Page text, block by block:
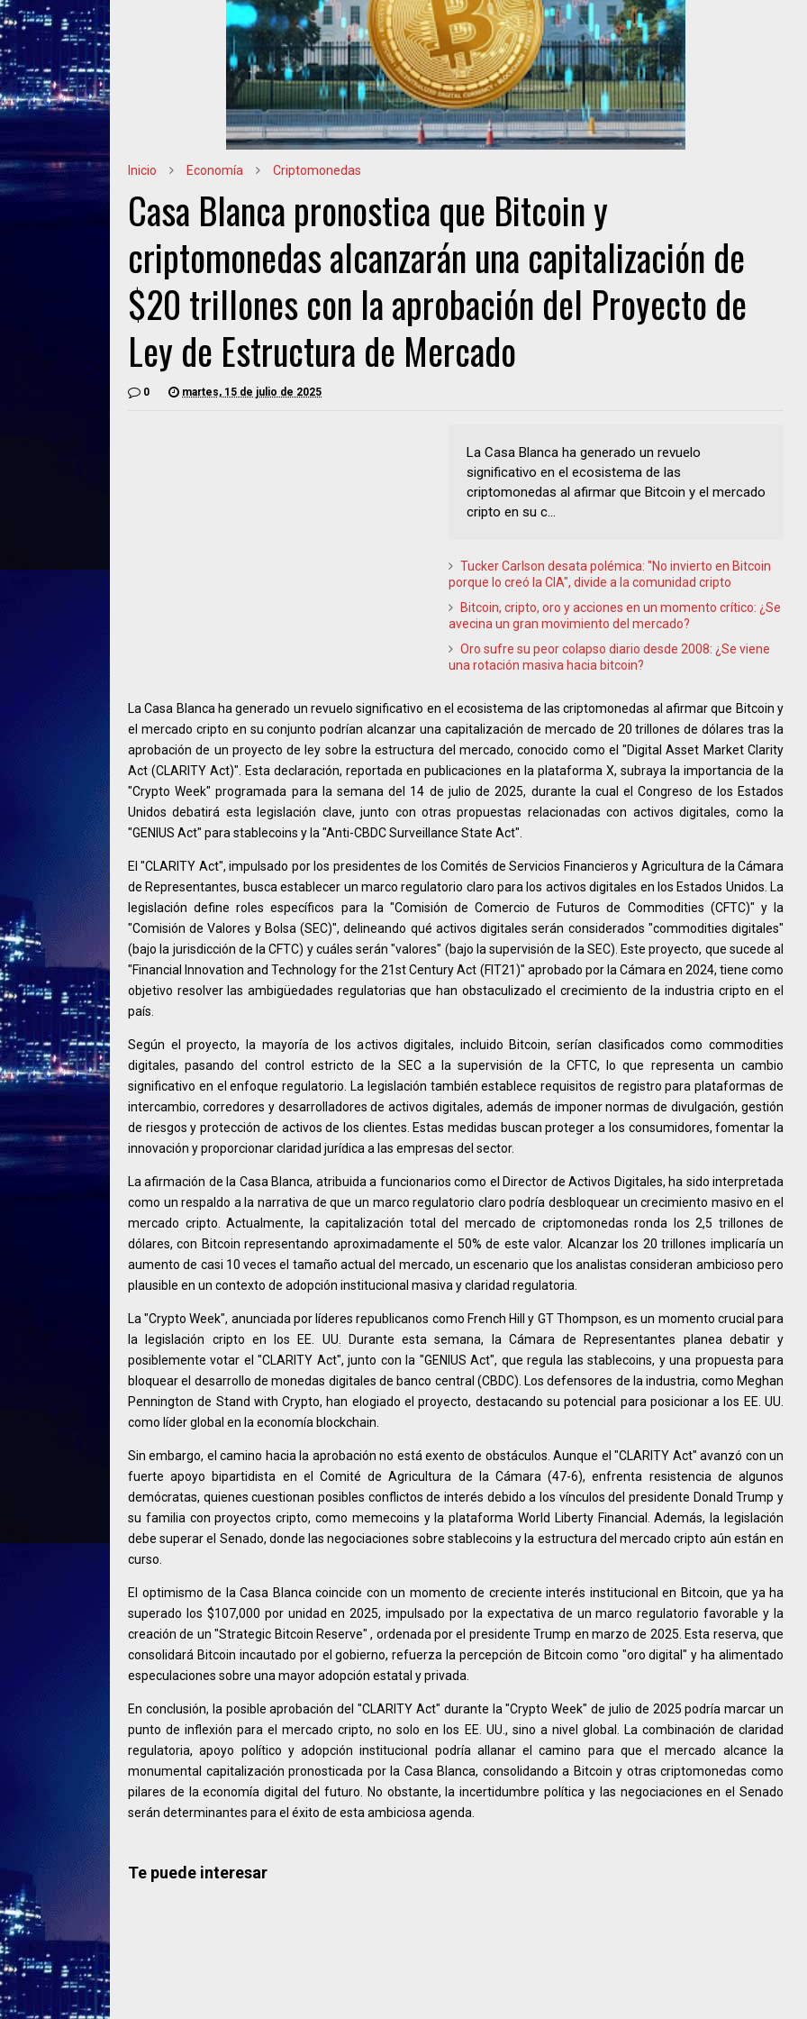
Inicio Economía Criptomonedas
Casa Blanca pronostica que Bitcoin y
criptomonedas alcanzarán una capitalización de
$20 trillones con la aprobación del Proyecto de
Ley de Estructura de Mercado
0 martes, 15 de julio de 2025
La Casa Blanca ha generado un revuelo
significativo en el ecosistema de las
criptomonedas al afirmar que Bitcoin y el mercado
cripto en su c...
Tucker Carlson desata polémica: "No invierto en Bitcoin
porque lo creó la CIA", divide a la comunidad cripto
Bitcoin, cripto, oro y acciones en un momento crítico: ¿Se
avecina un gran movimiento del mercado?
Oro sufre su peor colapso diario desde 2008: ¿Se viene
una rotación masiva hacia bitcoin?
La Casa Blanca ha generado un revuelo significativo en el ecosistema de las criptomonedas al afirmar que Bitcoin y
el mercado cripto en su conjunto podrían alcanzar una capitalización de mercado de 20 trillones de dólares tras la
aprobación de un proyecto de ley sobre la estructura del mercado, conocido como el "Digital Asset Market Clarity
Act (CLARITY Act)". Esta declaración, reportada en publicaciones en la plataforma X, subraya la importancia de la
"Crypto Week" programada para la semana del 14 de julio de 2025, durante la cual el Congreso de los Estados
Unidos debatirá esta legislación clave, junto con otras propuestas relacionadas con activos digitales, como la
"GENIUS Act" para stablecoins y la "Anti-CBDC Surveillance State Act".
El "CLARITY Act", impulsado por los presidentes de los Comités de Servicios Financieros y Agricultura de la Cámara
de Representantes, busca establecer un marco regulatorio claro para los activos digitales en los Estados Unidos. La
legislación define roles específicos para la "Comisión de Comercio de Futuros de Commodities (CFTC)" y la
"Comisión de Valores y Bolsa (SEC)", delineando qué activos digitales serán considerados "commodities digitales"
(bajo la jurisdicción de la CFTC) y cuáles serán "valores" (bajo la supervisión de la SEC). Este proyecto, que sucede al
"Financial Innovation and Technology for the 21st Century Act (FIT21)" aprobado por la Cámara en 2024, tiene como
objetivo resolver las ambigüedades regulatorias que han obstaculizado el crecimiento de la industria cripto en el
país.
Según el proyecto, la mayoría de los activos digitales, incluido Bitcoin, serían clasificados como commodities
digitales, pasando del control estricto de la SEC a la supervisión de la CFTC, lo que representa un cambio
significativo en el enfoque regulatorio. La legislación también establece requisitos de registro para plataformas de
intercambio, corredores y desarrolladores de activos digitales, además de imponer normas de divulgación, gestión
de riesgos y protección de activos de los clientes. Estas medidas buscan proteger a los consumidores, fomentar la
innovación y proporcionar claridad jurídica a las empresas del sector.
La afirmación de la Casa Blanca, atribuida a funcionarios como el Director de Activos Digitales, ha sido interpretada
como un respaldo a la narrativa de que un marco regulatorio claro podría desbloquear un crecimiento masivo en el
mercado cripto. Actualmente, la capitalización total del mercado de criptomonedas ronda los 2,5 trillones de
dólares, con Bitcoin representando aproximadamente el 50% de este valor. Alcanzar los 20 trillones implicaría un
aumento de casi 10 veces el tamaño actual del mercado, un escenario que los analistas consideran ambicioso pero
plausible en un contexto de adopción institucional masiva y claridad regulatoria.
La "Crypto Week", anunciada por líderes republicanos como French Hill y GT Thompson, es un momento crucial para
la legislación cripto en los EE. UU. Durante esta semana, la Cámara de Representantes planea debatir y
posiblemente votar el "CLARITY Act", junto con la "GENIUS Act", que regula las stablecoins, y una propuesta para
bloquear el desarrollo de monedas digitales de banco central (CBDC). Los defensores de la industria, como Meghan
Pennington de Stand with Crypto, han elogiado el proyecto, destacando su potencial para posicionar a los EE. UU.
como líder global en la economía blockchain.
Sin embargo, el camino hacia la aprobación no está exento de obstáculos. Aunque el "CLARITY Act" avanzó con un
fuerte apoyo bipartidista en el Comité de Agricultura de la Cámara (47-6), enfrenta resistencia de algunos
demócratas, quienes cuestionan posibles conflictos de interés debido a los vínculos del presidente Donald Trump y
su familia con proyectos cripto, como memecoins y la plataforma World Liberty Financial. Además, la legislación
debe superar el Senado, donde las negociaciones sobre stablecoins y la estructura del mercado cripto aún están en
curso.
El optimismo de la Casa Blanca coincide con un momento de creciente interés institucional en Bitcoin, que ya ha
superado los $107,000 por unidad en 2025, impulsado por la expectativa de un marco regulatorio favorable y la
creación de un "Strategic Bitcoin Reserve" , ordenada por el presidente Trump en marzo de 2025. Esta reserva, que
consolidará Bitcoin incautado por el gobierno, refuerza la percepción de Bitcoin como "oro digital" y ha alimentado
especulaciones sobre una mayor adopción estatal y privada.
En conclusión, la posible aprobación del "CLARITY Act" durante la "Crypto Week" de julio de 2025 podría marcar un
punto de inflexión para el mercado cripto, no solo en los EE. UU., sino a nivel global. La combinación de claridad
regulatoria, apoyo político y adopción institucional podría allanar el camino para que el mercado alcance la
monumental capitalización pronosticada por la Casa Blanca, consolidando a Bitcoin y otras criptomonedas como
pilares de la economía digital del futuro. No obstante, la incertidumbre política y las negociaciones en el Senado
serán determinantes para el éxito de esta ambiciosa agenda.
Te puede interesar